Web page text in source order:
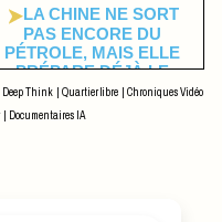
​LA CHINE NE SORT
PAS ENCORE DU
PÉTROLE, MAIS ELLE
PRÉPARE DÉJÀ LE
MONDE D’APRÈS-
MALACCA !
Deep Think | Quartier libre | Chroniques Vidéo
| Documentaires IA